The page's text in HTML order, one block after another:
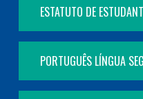
ESTATUTO DE
PORTUGUÊS LÍNGUA